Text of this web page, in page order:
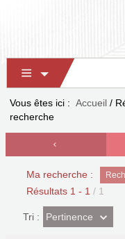
Vous êtes ici : Accueil /
recherche
Ma recherche :
Résultats 1 - 1 / 1
Tri : (Effet
imédiat)
Pertinence